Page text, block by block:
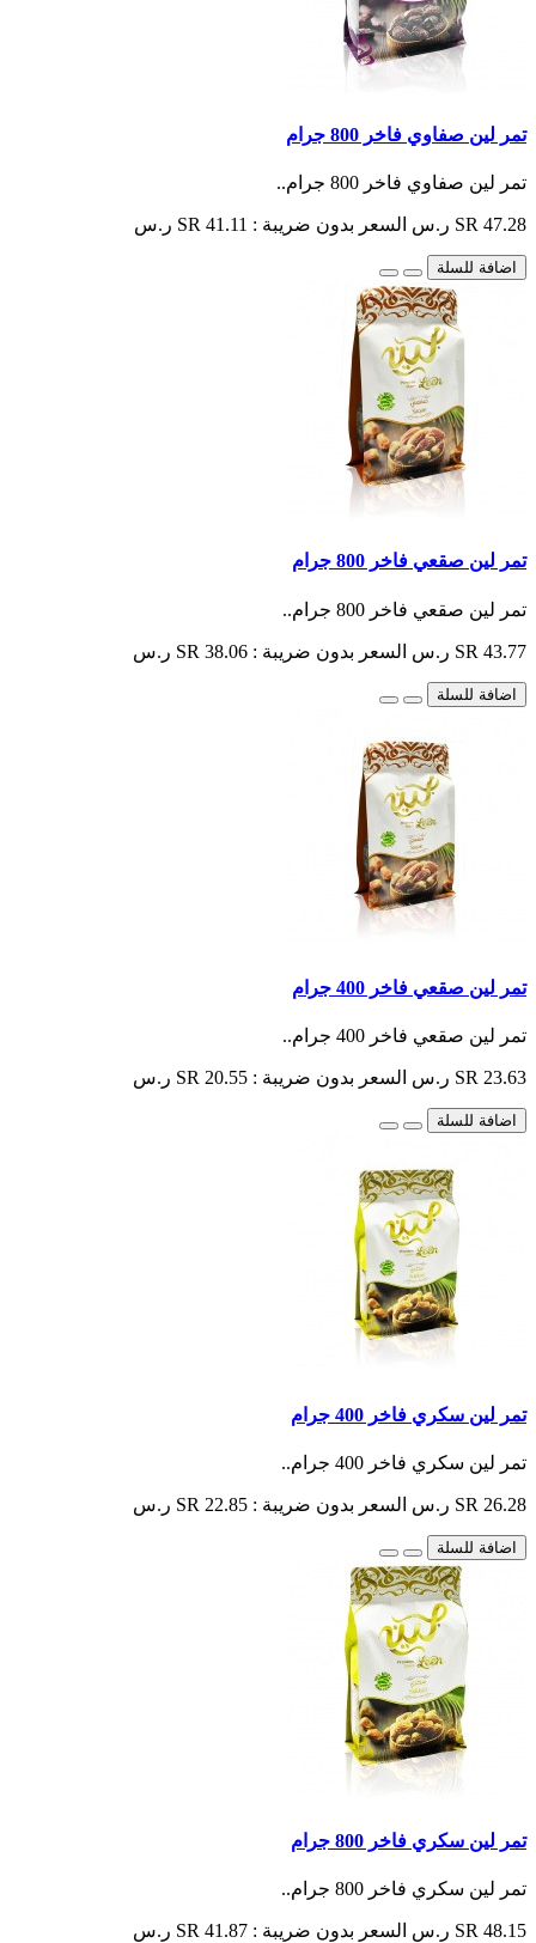
تمر لين صفاوي فاخر 800 جرام
تمر لين صفاوي فاخر 800 جرام..
SR 47.28 ر.س السعر بدون ضريبة : SR 41.11 ر.س
اضافة للسلة
تمر لين صقعي فاخر 800 جرام
تمر لين صقعي فاخر 800 جرام..
SR 43.77 ر.س السعر بدون ضريبة : SR 38.06 ر.س
اضافة للسلة
تمر لين صقعي فاخر 400 جرام
تمر لين صقعي فاخر 400 جرام..
SR 23.63 ر.س السعر بدون ضريبة : SR 20.55 ر.س
اضافة للسلة
تمر لين سكري فاخر 400 جرام
تمر لين سكري فاخر 400 جرام..
SR 26.28 ر.س السعر بدون ضريبة : SR 22.85 ر.س
اضافة للسلة
تمر لين سكري فاخر 800 جرام
تمر لين سكري فاخر 800 جرام..
SR 48.15 ر.س السعر بدون ضريبة : SR 41.87 ر.س